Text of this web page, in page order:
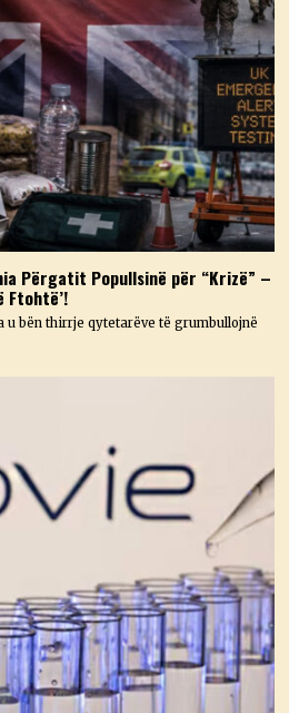
Përgatit Popullsinë për “Krizë” –
Ftohtë’!
u bën thirrje qytetarëve të grumbullojnë